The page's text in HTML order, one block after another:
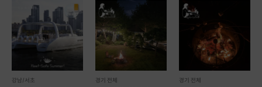
강남/서초 경기 전체 경기 전체